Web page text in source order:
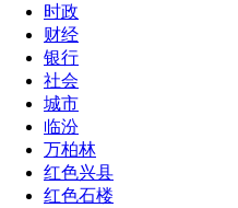
时政
财经
银行
社会
城市
临汾
万柏林
红色兴县
红色石楼